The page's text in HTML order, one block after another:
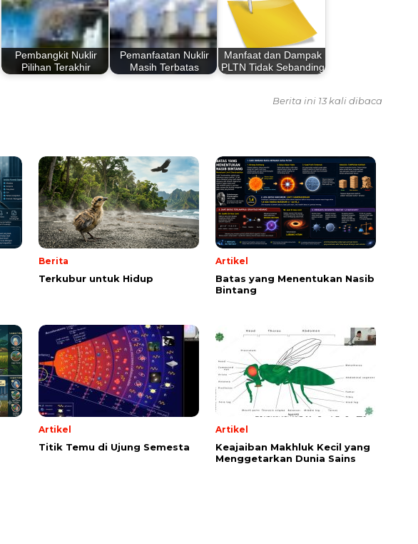
Pembangkit Nuklir
Pilihan Terakhir
Pemanfaatan Nuklir
Masih Terbatas
Manfaat dan Dampak
PLTN Tidak Sebanding
Berita ini 13 kali dibaca
Berita
Terkubur untuk Hidup
Artikel
Batas yang Menentukan Nasib
Bintang
Artikel
Titik Temu di Ujung Semesta
Artikel
Keajaiban Makhluk Kecil yang
Menggetarkan Dunia Sains